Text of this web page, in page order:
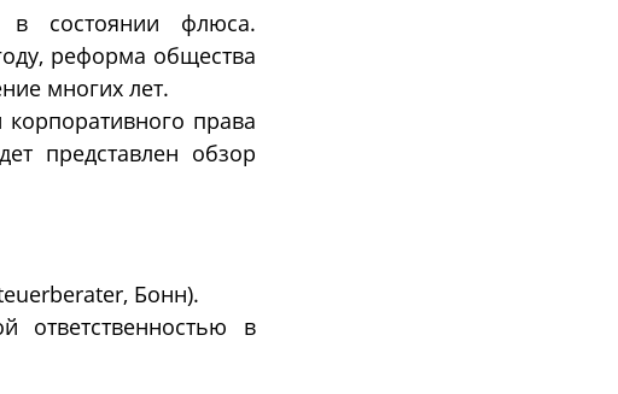
в состоянии флюса.
реформа общества
многих лет.
права
представлен обзор
Бонн).
ответственностью в